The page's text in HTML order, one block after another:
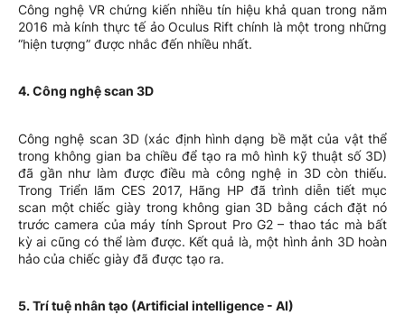
Công nghệ VR chứng kiến nhiều tín hiệu khả quan trong năm
2016 mà kính thực tế ảo Oculus Rift chính là một trong những
“hiện tượng” được nhắc đến nhiều nhất.
4. Công nghệ scan 3D
Công nghệ scan 3D (xác định hình dạng bề mặt của vật thể
trong không gian ba chiều để tạo ra mô hình kỹ thuật số 3D)
đã gần như làm được điều mà công nghệ in 3D còn thiếu.
Trong Triển lãm CES 2017, Hãng HP đã trình diễn tiết mục
scan một chiếc giày trong không gian 3D bằng cách đặt nó
trước camera của máy tính Sprout Pro G2 – thao tác mà bất
kỳ ai cũng có thể làm được. Kết quả là, một hình ảnh 3D hoàn
hảo của chiếc giày đã được tạo ra.
5. Trí tuệ nhân tạo (Artificial intelligence - AI)